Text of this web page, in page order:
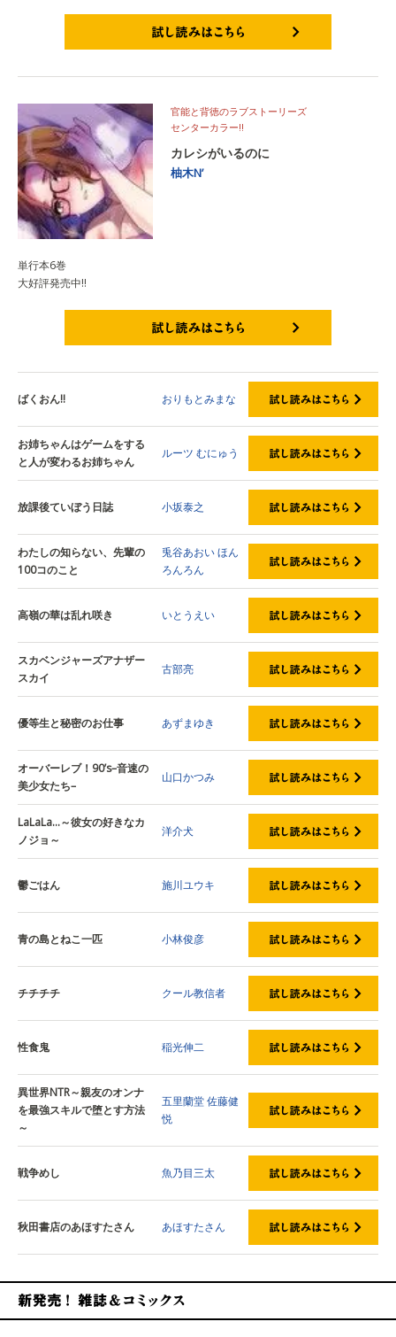
官能と背徳のラブストーリーズ
センターカラー‼
カレシがいるのに
柚木N’
単行本6巻
大好評発売中‼
ばくおん!! おりもとみまな
お姉ちゃんはゲームをする
と人が変わるお姉ちゃん
ルーツ むにゅう
放課後ていぼう日誌 小坂泰之
わたしの知らない、先輩の
100コのこと
兎谷あおいほん
ろんろん
高嶺の華は乱れ咲き いとうえい
スカベンジャーズアナザー
スカイ
古部亮
優等生と秘密のお仕事 あずまゆき
オーバーレブ！90’s–音速の
美少女たち–
山口かつみ
LaLaLa…～彼女の好きなカ
ノジョ～
洋介犬
鬱ごはん 施川ユウキ
青の島とねこ一匹 小林俊彦
チチチチ クール教信者
性食鬼 稲光伸二
異世界NTR～親友のオンナ
を最強スキルで堕とす方法
～
五里蘭堂佐藤健
悦
戦争めし 魚乃目三太
秋田書店のあほすたさん あほすたさん